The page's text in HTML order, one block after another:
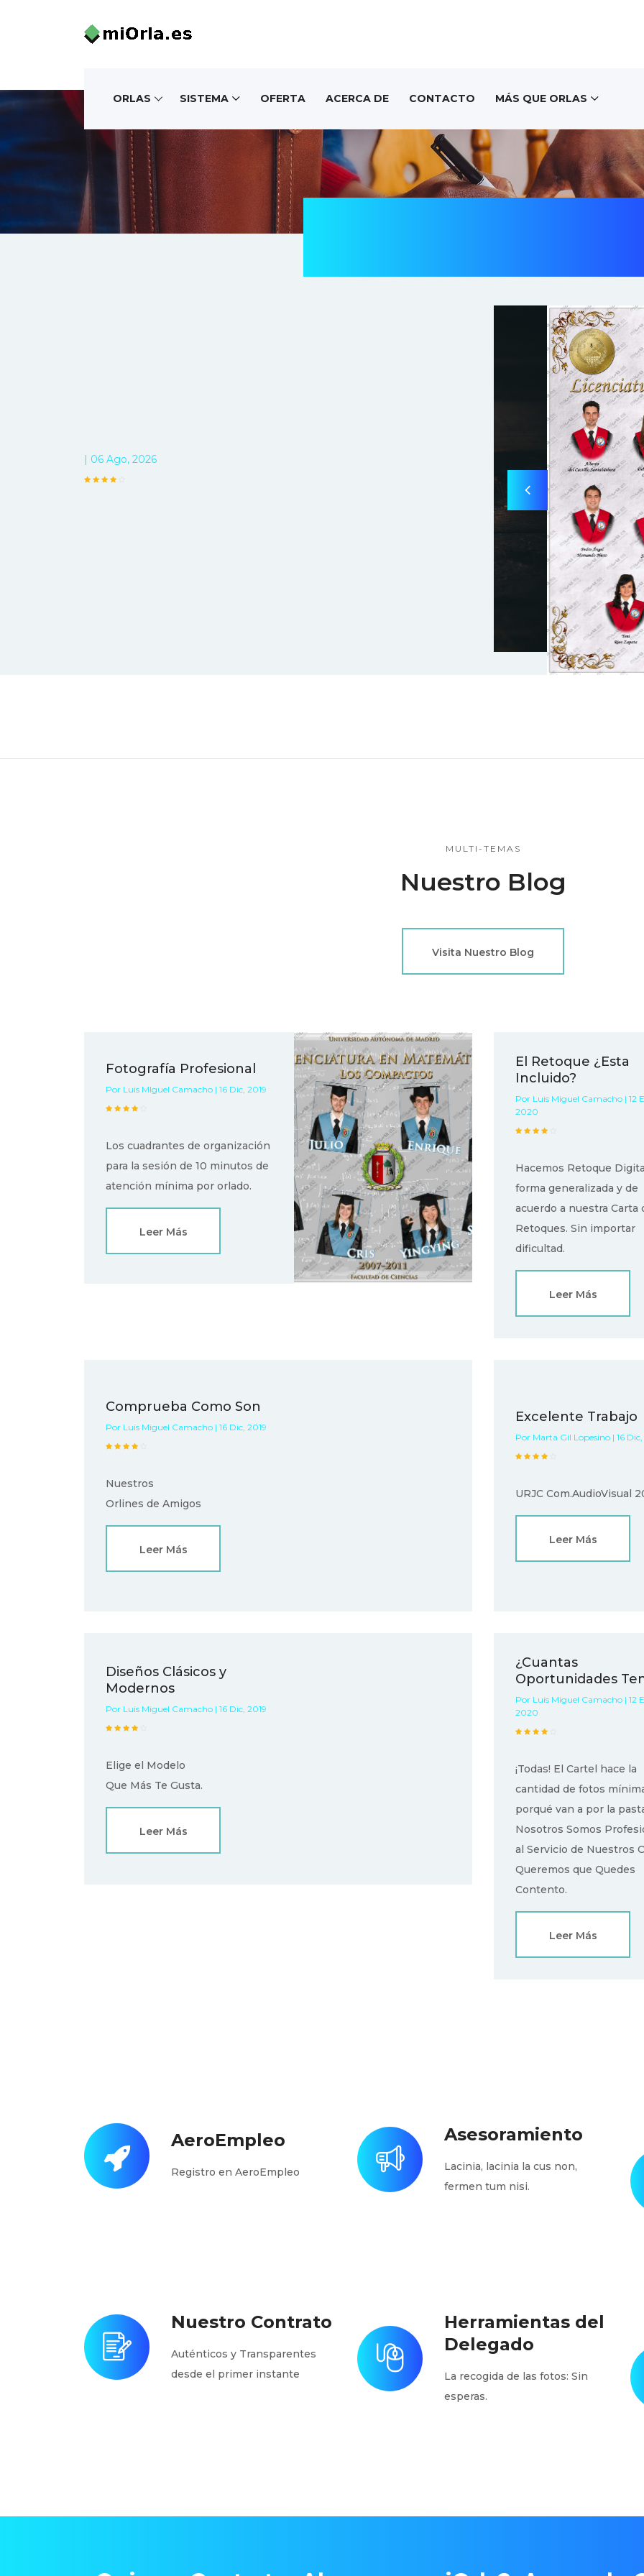
ORLAS SISTEMA OFERTA ACERCA DE CONTACTO MÁS QUE ORLAS
| 06 Ago, 2026
MULTI-TEMAS
Nuestro Blog
Visita Nuestro Blog
Fotografía Profesional
Por Luis MIguel Camacho | 16 Dic, 2019
Los cuadrantes de organización
para la sesión de 10 minutos de
atención mínima por orlado.
Leer Más
El Retoque ¿Esta
Incluido?
Por Luis Miguel Camacho | 12
2020
Hacemos Retoque
forma generalizada y de
acuerdo a nuestra Carta
Retoques. Sin importar
dificultad.
Leer Más
Comprueba Como Son
Por Luis Miguel Camacho | 16 Dic, 2019
Nuestros
Orlines de Amigos
Leer Más
Excelente Trabajo
Por Marta Gil Lopesino | 16 Dic,
URJC Com.AudioVisual
Leer Más
Diseños Clásicos y
Modernos
Por Luis Miguel Camacho | 16 Dic, 2019
Elige el Modelo
Que Más Te Gusta.
Leer Más
¿Cuantas
Oportunidades
Por Luis Miguel Camacho | 12
2020
¡Todas! El Cartel hace la
cantidad de fotos
porqué van a por la
Nosotros Somos
al Servicio de Nuestros
Queremos que Quedes
Contento.
Leer Más
AeroEmpleo
Registro en AeroEmpleo
Asesoramiento
Lacinia, lacinia la cus non,
fermen tum nisi.
Nuestro Contrato
Auténticos y Transparentes
desde el primer instante
Herramientas del
Delegado
La recogida de las fotos: Sin
esperas.